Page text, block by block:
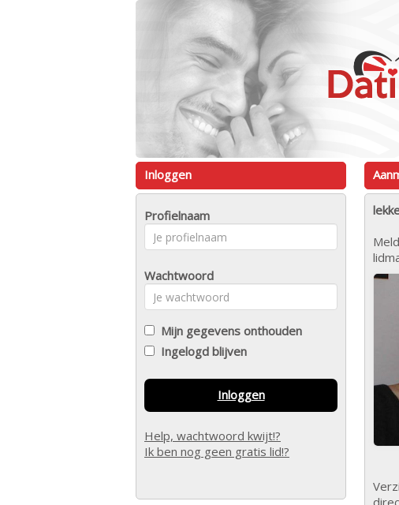
Inloggen
Profielnaam
Wachtwoord
Mijn gegevens onthouden
Ingelogd blijven
Inloggen
Help, wachtwoord kwijt!?
Ik ben nog geen gratis lid!?